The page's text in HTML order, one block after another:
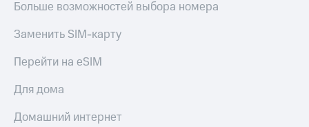
Больше возможностей выбора номера
Заменить SIM-карту
Перейти на eSIM
Для дома
Домашний интернет